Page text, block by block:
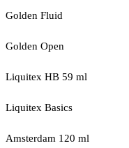
Golden Fluid
Golden Open
Liquitex HB 59 ml
Liquitex Basics
Amsterdam 120 ml